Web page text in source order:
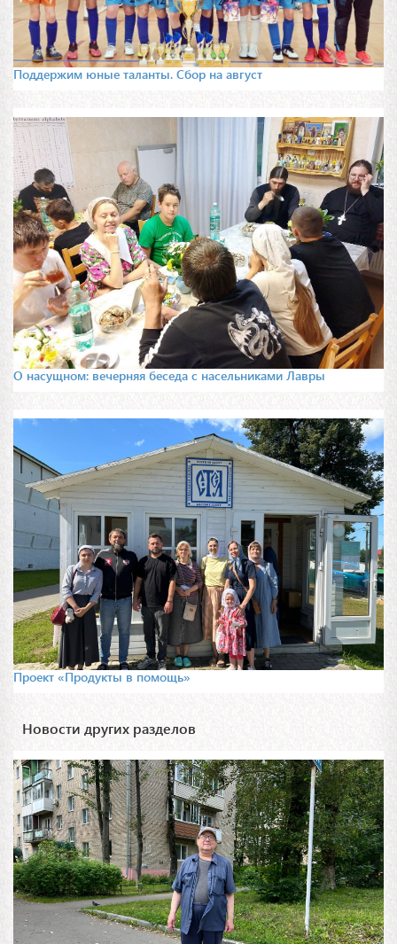
Поддержим юные таланты. Сбор на август
О насущном: вечерняя беседа с насельниками Лавры
Проект «Продукты в помощь»
Новости других разделов